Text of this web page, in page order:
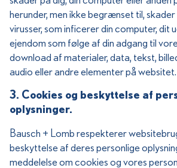
herunder, men ikke begrænset til,
virusser, som inficerer din computer, dit
ejendom som følge af din adgang til
download af materialer, data, tekst,
audio eller andre elementer på websitet.
3. Cookies og beskyttelse af
oplysninger.
Bausch + Lomb respekterer
beskyttelse af deres personlige
meddelelse om cookies og vores